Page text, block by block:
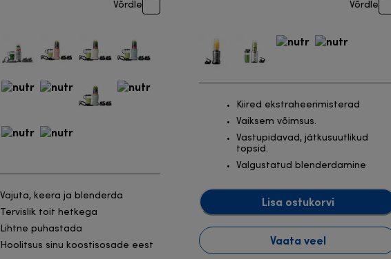
Võrdle
Vajuta, keera ja blenderda
Tervislik toit hetkega
Lihtne puhastada
Hoolitsus sinu koostisosade eest
Võrdle
Kiired ekstraheerimisterad
Vaiksem võimsus.
Vastupidavad, jätkusuutlikud
topsid.
Valgustatud blenderdamine
Lisa ostukorvi
Vaata veel